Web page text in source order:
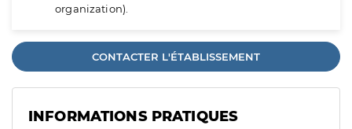
organization).
CONTACTER L'ÉTABLISSEMENT
INFORMATIONS PRATIQUES